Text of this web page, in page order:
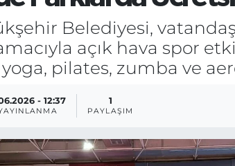
Belediyesi,
açık hava spor
pilates, zumba ve
- 12:37 1
PAYLAŞIM